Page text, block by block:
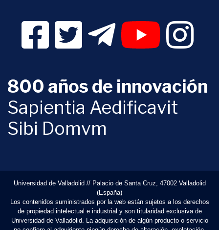
Facebook Digital UVa (se abrirá en una nueva
Twitter Digital UVa (se abrirá en una
Telegram Digital UVa (se
YouTube Digital
800 años de innovación
Sapientia Aedificavit
Sibi Domvm
Universidad de Valladolid // Palacio de Santa Cruz, 47002 Valladolid
(España)
Los contenidos suministrados por la web están sujetos a los derechos
de propiedad intelectual e industrial y son titularidad exclusiva de
Universidad de Valladolid. La adquisición de algún producto o servicio